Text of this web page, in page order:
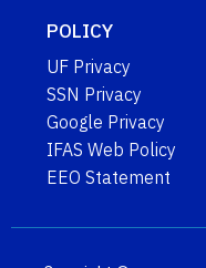
POLICY
UF Privacy
SSN Privacy
Google Privacy
IFAS Web Policy
EEO Statement